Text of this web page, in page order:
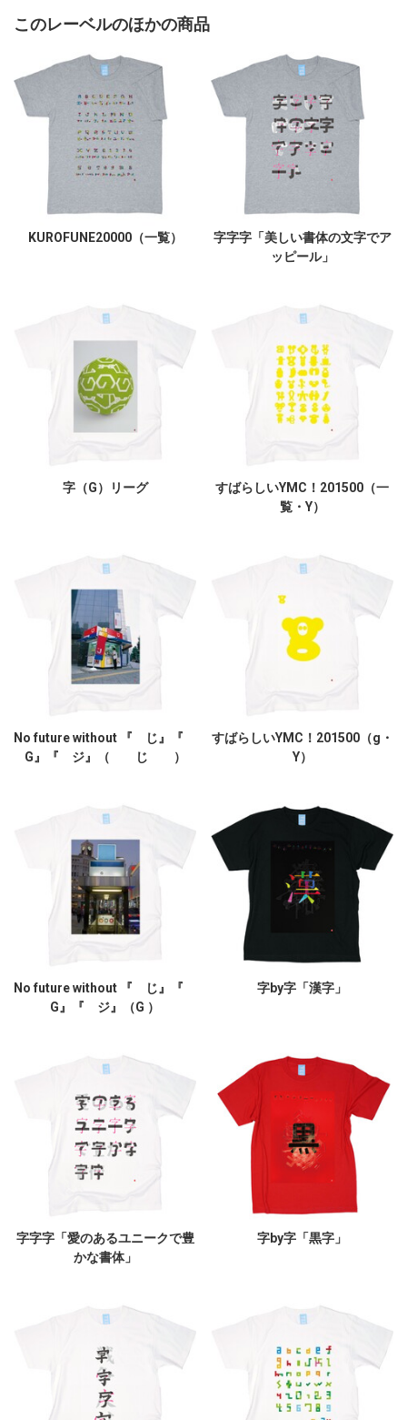
このレーベルのほかの商品
KUROFUNE20000（一覧）
字字字「美しい書体の文字でア
ッピール」
字（G）リーグ
すばらしいYMC！201500（一
覧・Y）
No future without 『 じ』『
G』『 ジ』（ じ ）
すばらしいYMC！201500（g・
Y）
No future without 『 じ』『
G』『 ジ』（G ）
字by字「漢字」
字字字「愛のあるユニークで豊
かな書体」
字by字「黒字」